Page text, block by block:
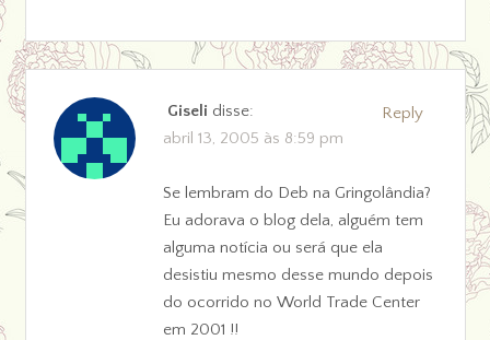
Giseli disse:
abril 13, 2005 às 8:59 pm
Se lembram do Deb na Gringolândia?
Eu adorava o blog dela, alguém tem
alguma notícia ou será que ela
desistiu mesmo desse mundo depois
do ocorrido no World Trade Center
em 2001 !!
Reply